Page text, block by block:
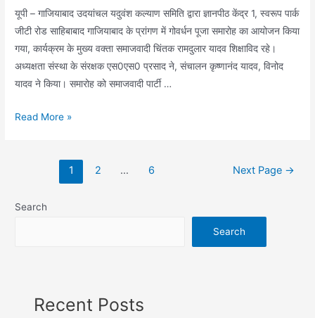
यूपी – गाजियाबाद उदयांचल यदुवंश कल्याण समिति द्वारा ज्ञानपीठ केंद्र 1, स्वरूप पार्क
जीटी रोड साहिबाबाद गाजियाबाद के प्रांगण में गोवर्धन पूजा समारोह का आयोजन किया
गया, कार्यक्रम के मुख्य वक्ता समाजवादी चिंतक रामदुलार यादव शिक्षाविद रहे।
अध्यक्षता संस्था के संरक्षक एस0एस0 प्रसाद ने, संचालन कृष्णानंद यादव, विनोद
यादव ने किया। समारोह को समाजवादी पार्टी …
उदयांचल
ज्ञानपीठ
Read More »
1 2 … 6 Next Page →
Search
Search
Recent Posts